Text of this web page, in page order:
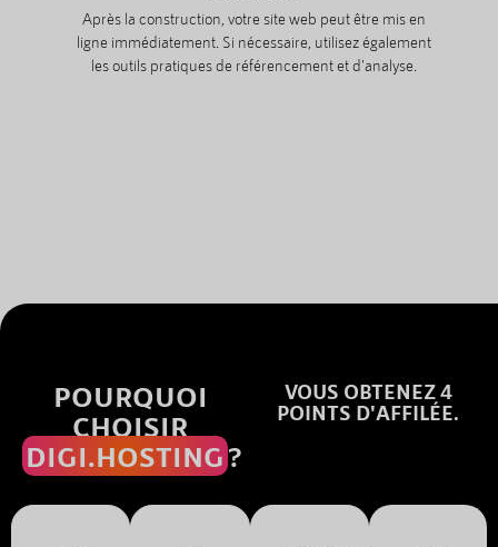
Après la construction, votre site web peut être mis en
ligne immédiatement. Si nécessaire, utilisez également
les outils pratiques de référencement et d'analyse.
POURQUOI
CHOISIR
DIGI.HOSTING ?
VOUS OBTENEZ 4
POINTS D'AFFILÉE.